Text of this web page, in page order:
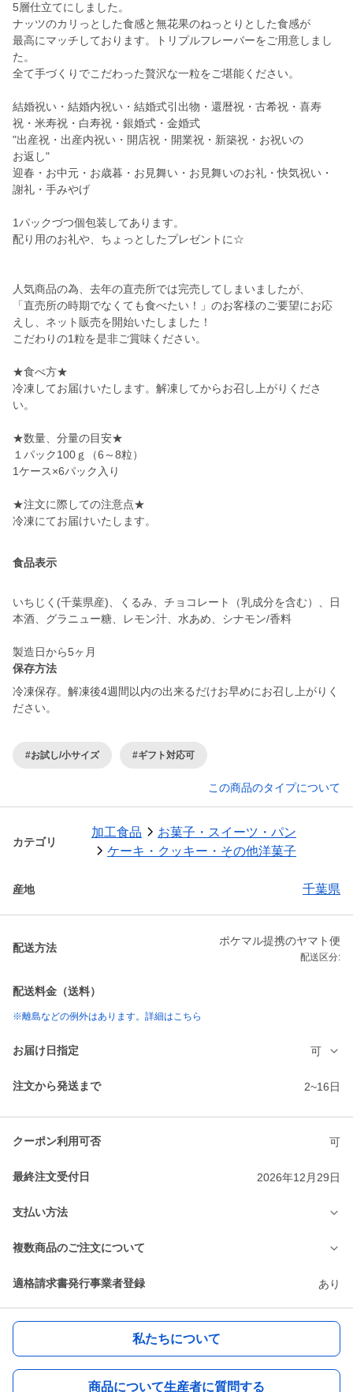
5層仕立てにしました。
ナッツのカリっとした食感と無花果のねっとりとした食感が
最高にマッチしております。トリプルフレーバーをご用意しまし
た。
全て手づくりでこだわった贅沢な一粒をご堪能ください。
結婚祝い・結婚内祝い・結婚式引出物・還暦祝・古希祝・喜寿
祝・米寿祝・白寿祝・銀婚式・金婚式
"出産祝・出産内祝い・開店祝・開業祝・新築祝・お祝いの
お返し"
迎春・お中元・お歳暮・お見舞い・お見舞いのお礼・快気祝い・
謝礼・手みやげ
1パックづつ個包装してあります。
配り用のお礼や、ちょっとしたプレゼントに☆
人気商品の為、去年の直売所では完売してしまいましたが、
「直売所の時期でなくても食べたい！」のお客様のご要望にお応
えし、ネット販売を開始いたしました！
こだわりの1粒を是非ご賞味ください。
★食べ方★
冷凍してお届けいたします。解凍してからお召し上がりくださ
い。
★数量、分量の目安★
１パック100ｇ（6～8粒）
1ケース×6パック入り
★注文に際しての注意点★
冷凍にてお届けいたします。
食品表示
いちじく(千葉県産)、くるみ、チョコレート（乳成分を含む）、日
本酒、グラニュー糖、レモン汁、水あめ、シナモン/香料
製造日から5ヶ月
保存方法
冷凍保存。解凍後4週間以内の出来るだけお早めにお召し上がりく
ださい。
#お試し/小サイズ #ギフト対応可
この商品のタイプについて
カテゴリ
加工食品
お菓子・スイーツ・パン
ケーキ・クッキー・その他洋菓子
産地 千葉県
配送方法
ポケマル提携のヤマト便
配送区分:
配送料金（送料）
※離島などの例外はあります。詳細はこちら
お届け日指定 可
注文から発送まで 2~16日
クーポン利用可否 可
最終注文受付日 2026年12月29日
支払い方法
複数商品のご注文について
適格請求書発行事業者登録 あり
私たちについて
商品について生産者に質問する